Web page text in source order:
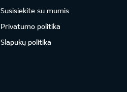
Susisiekite su mumis
Privatumo politika
Slapukų politika